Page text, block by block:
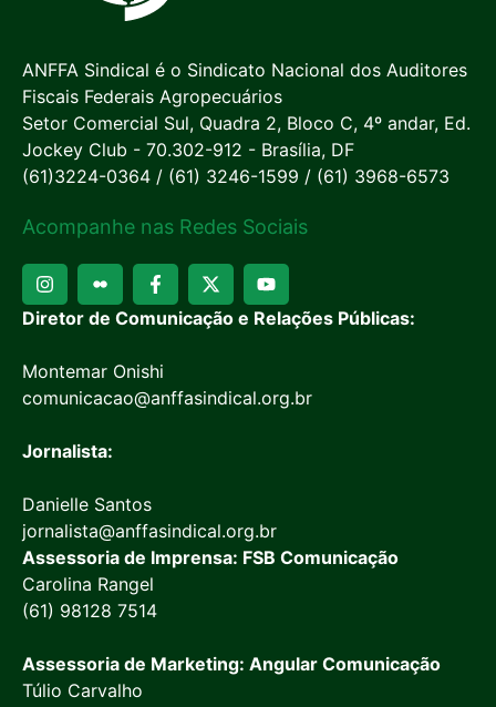
ANFFA Sindical é o Sindicato Nacional dos Auditores
Fiscais Federais Agropecuários
Setor Comercial Sul, Quadra 2, Bloco C, 4º andar, Ed.
Jockey Club - 70.302-912 - Brasília, DF
(61)3224-0364 / (61) 3246-1599 / (61) 3968-6573
Acompanhe nas Redes Sociais
Diretor de Comunicação e Relações Públicas:
Montemar Onishi
comunicacao@anffasindical.org.br
Jornalista:
Danielle Santos
jornalista@anffasindical.org.br
Assessoria de Imprensa: FSB Comunicação
Carolina Rangel
(61) 98128 7514
Assessoria de Marketing: Angular Comunicação
Túlio Carvalho